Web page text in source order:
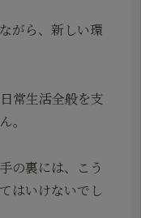
がら、新しい環
常生活全般を支
。
の裏には、こう
はいけないでし